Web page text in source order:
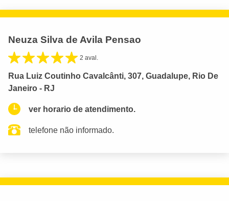
Neuza Silva de Avila Pensao
2 aval.
Rua Luiz Coutinho Cavalcânti, 307, Guadalupe, Rio De
Janeiro - RJ
ver horario de atendimento.
telefone não informado.